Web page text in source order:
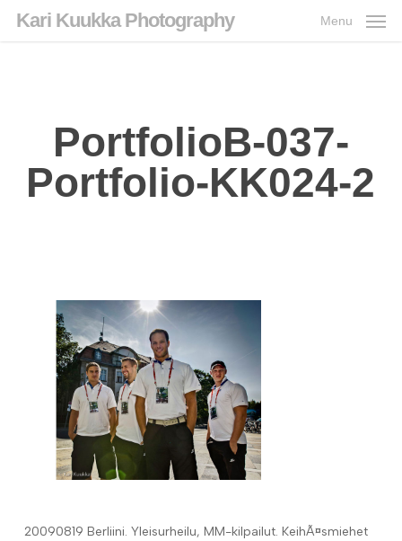
Kari Kuukka Photography Menu
PortfolioB-037-
Portfolio-KK024‑2
20090819 Berliini. Yleisur­heilu, MM-kilpailut. KeihÃ¤smiehet